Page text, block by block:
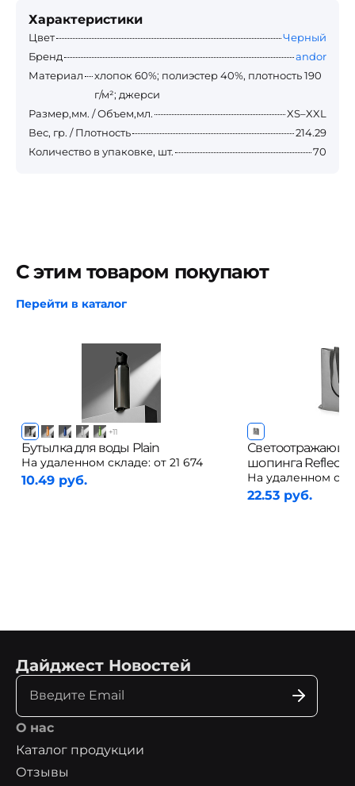
Характеристики
Цвет
Черный
Бренд
andor
Материал
хлопок 60%; полиэстер 40%, плотность 190
г/м²; джерси
Размер,мм. / Объем,мл.
XS–XXL
Вес, гр. / Плотность
214.29
Количество в упаковке, шт.
70
С этим товаром покупают
Перейти в каталог
+11
Бутылка для воды Plain
На удаленном складе: от 21 674
10.49 руб.
шопинга
На удаленном
22.53 руб.
Дайджест Новостей
О нас
Каталог продукции
Отзывы